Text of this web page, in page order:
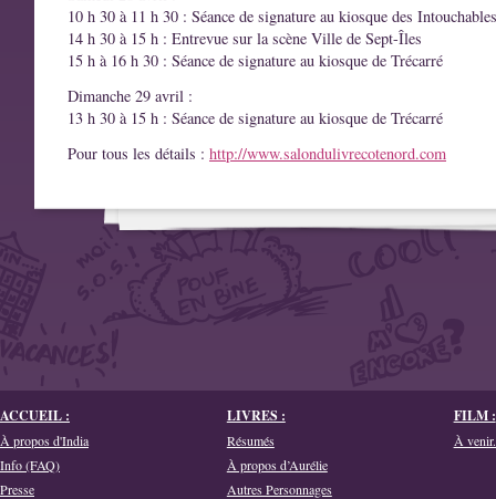
10 h 30 à 11 h 30 : Séance de signature au kiosque des Intouchables
14 h 30 à 15 h : Entrevue sur la scène Ville de Sept-Îles
15 h à 16 h 30 : Séance de signature au kiosque de Trécarré
Dimanche 29 avril :
13 h 30 à 15 h : Séance de signature au kiosque de Trécarré
Pour tous les détails : http://www.salondulivrecotenord.com
ACCUEIL :
À propos d'India
Info (FAQ)
Presse
LIVRES :
Résumés
À propos d’Aurélie
Autres Personnages
FILM :
À